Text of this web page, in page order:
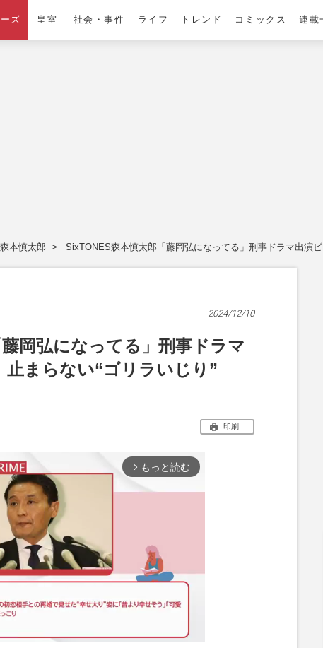
ズ 皇室 社会・事件 ライフ トレンド コミックス 連載
森本慎太郎 SixTONES森本慎太郎「藤岡弘になってる」刑事ドラマ出演
2024/12/10
岡弘になってる」刑事ドラマ
まらない“ゴリラいじり”
印刷
arrow_forward_ios もっと読む